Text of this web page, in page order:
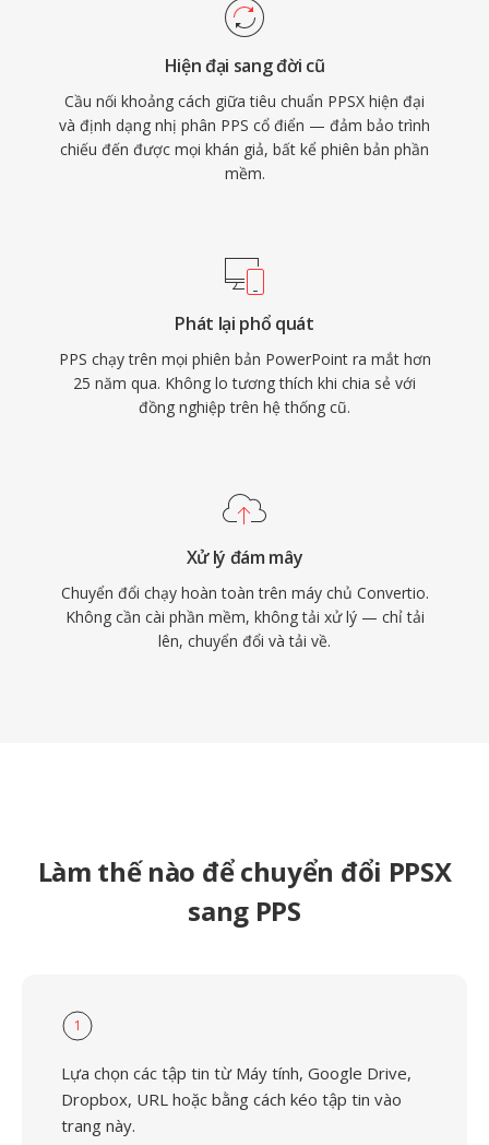
Hiện đại sang đời cũ
Cầu nối khoảng cách giữa tiêu chuẩn PPSX hiện đại
và định dạng nhị phân PPS cổ điển — đảm bảo trình
chiếu đến được mọi khán giả, bất kể phiên bản phần
mềm.
Phát lại phổ quát
PPS chạy trên mọi phiên bản PowerPoint ra mắt hơn
25 năm qua. Không lo tương thích khi chia sẻ với
đồng nghiệp trên hệ thống cũ.
Xử lý đám mây
Chuyển đổi chạy hoàn toàn trên máy chủ Convertio.
Không cần cài phần mềm, không tải xử lý — chỉ tải
lên, chuyển đổi và tải về.
Làm thế nào để chuyển đổi PPSX
sang PPS
1
Lựa chọn các tập tin từ Máy tính, Google Drive,
Dropbox, URL hoặc bằng cách kéo tập tin vào
trang này.